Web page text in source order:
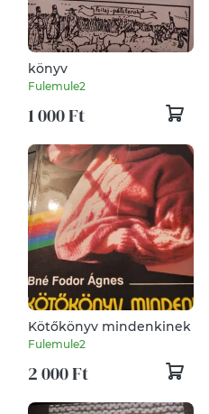
könyv
Fulemule2
1 000 Ft
Kötőkönyv mindenkinek
Fulemule2
2 000 Ft